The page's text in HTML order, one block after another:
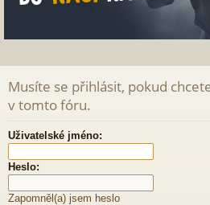
Musíte se přihlásit, pokud
v tomto fóru.
Uživatelské jméno:
Heslo:
Zapomněl(a) jsem heslo